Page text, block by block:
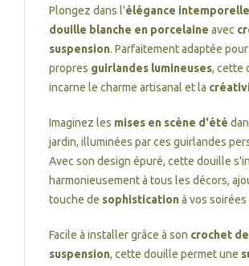
Plongez dans l'élégance intemporelle
douille blanche en porcelaine avec
suspension. Parfaitement adaptée
propres guirlandes lumineuses, cette
incarne le charme artisanal et la
Imaginez les mises en scène d'été
jardin, illuminées par ces guirlandes
Avec son design épuré, cette douille
harmonieusement à tous les décors,
touche de sophisticationà vos soirées
Facile à installer grâce à son crochet de
suspension, cette douille permet une